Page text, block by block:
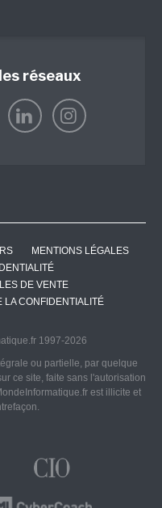
réseaux
MENTIONS LÉGALES
DE VENTE
LA CONFIDENTIALITÉ
1997-2026
ou partielle, par quelque
ce site, faite sans l'autorisation
est illicite et